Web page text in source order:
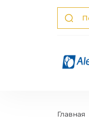
Главная